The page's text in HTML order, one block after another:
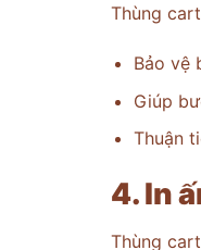
Thùng
Bảo vệ
Giúp
Thuận
4. In
Thùng